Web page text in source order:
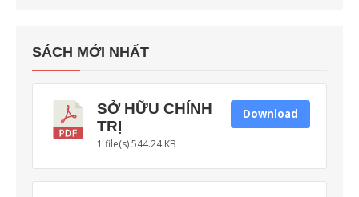
SÁCH MỚI NHẤT
SỞ HỮU CHÍNH
TRỊ
1 file(s)544.24 KB
Download